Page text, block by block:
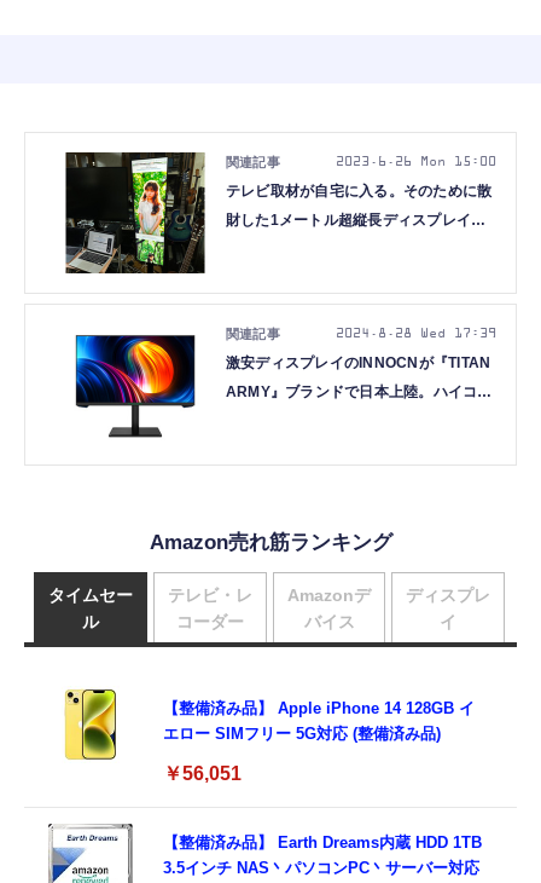
テレビ取材が自宅に入る。そのために散
財した1メートル超縦長ディスプレイと
2023.6.26 Mon 15:00
激安ディスプレイのINNOCNが『TITAN
ARMY』ブランドで日本上陸。ハイコス
2024.8.28 Wed 17:39
Amazon売れ筋ランキング
タイムセー
ル
【整備済み品】 Apple iPhone 14 128GB イ
エロー SIMフリー 5G対応 (整備済み品)
￥56,051
【整備済み品】 Earth Dreams内蔵 HDD 1TB
3.5インチ NAS丶パソコンPC丶サーバー対応
テレビ・レ
コーダー
Amazonデ
バイス
ディスプレ
イ